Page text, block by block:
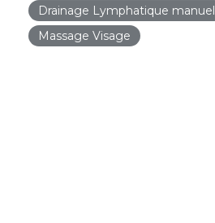
Drainage Lymphatique manuel
Massage Visage